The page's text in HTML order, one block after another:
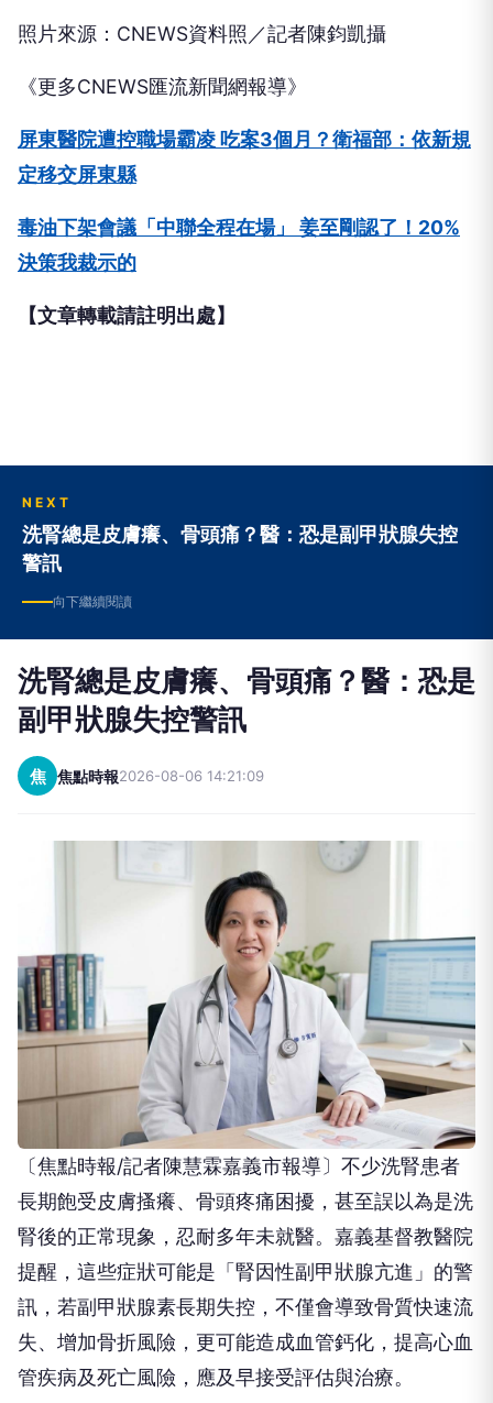
照片來源：CNEWS資料照／記者陳鈞凱攝
《更多CNEWS匯流新聞網報導》
屏東醫院遭控職場霸凌 吃案3個月？衛福部：依新規
定移交屏東縣
毒油下架會議「中聯全程在場」 姜至剛認了！20%
決策我裁示的
【文章轉載請註明出處】
NEXT
洗腎總是皮膚癢、骨頭痛？醫：恐是副甲狀腺失控
警訊
向下繼續閱讀
洗腎總是皮膚癢、骨頭痛？醫：恐是
副甲狀腺失控警訊
焦 焦點時報2026-08-06 14:21:09
〔焦點時報/記者陳慧霖嘉義市報導〕不少洗腎患者
長期飽受皮膚搔癢、骨頭疼痛困擾，甚至誤以為是洗
腎後的正常現象，忍耐多年未就醫。嘉義基督教醫院
提醒，這些症狀可能是「腎因性副甲狀腺亢進」的警
訊，若副甲狀腺素長期失控，不僅會導致骨質快速流
失、增加骨折風險，更可能造成血管鈣化，提高心血
管疾病及死亡風險，應及早接受評估與治療。